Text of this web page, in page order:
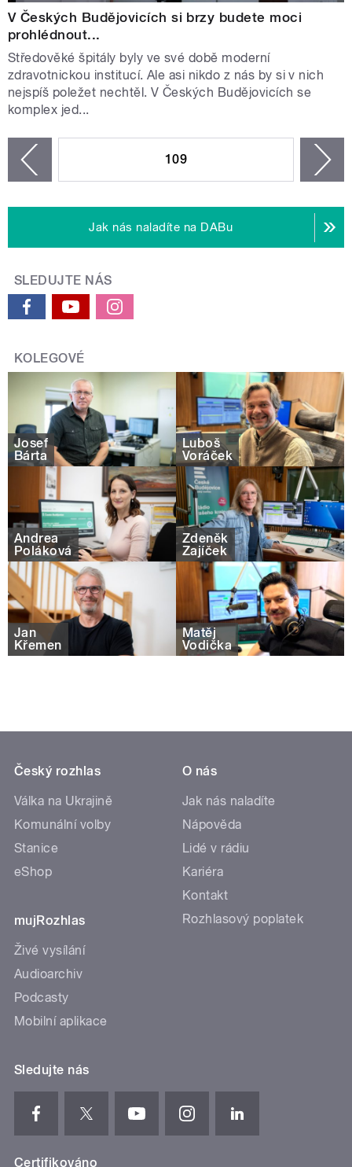
V Českých Budějovicích si brzy budete moci
prohlédnout...
Středověké špitály byly ve své době moderní
zdravotnickou institucí. Ale asi nikdo z nás by si v nich
nejspíš poležet nechtěl. V Českých Budějovicích se
komplex jed...
109
Jak nás naladíte na DABu
SLEDUJTE NÁS
KOLEGOVÉ
Josef
Bárta
Luboš
Voráček
Andrea
Poláková
Zdeněk
Zajíček
Jan
Křemen
Matěj
Vodička
Český rozhlas
Válka na Ukrajině
Komunální volby
Stanice
eShop
mujRozhlas
Živé vysílání
Audioarchiv
Podcasty
Mobilní aplikace
O nás
Jak nás naladíte
Nápověda
Lidé v rádiu
Kariéra
Kontakt
Rozhlasový poplatek
Sledujte nás
Certifikováno